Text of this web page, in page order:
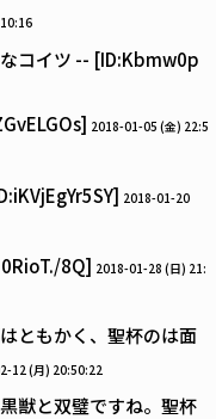
コイツ -- [ID:Kbmw0p
2018-01-05 (金) 22:5
2018-01-20
8Q] 2018-01-28 (日) 21:
もかく、聖杯のは面
12 (月) 20:50:22
獣と双璧ですね。聖杯